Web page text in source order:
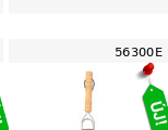
56300E